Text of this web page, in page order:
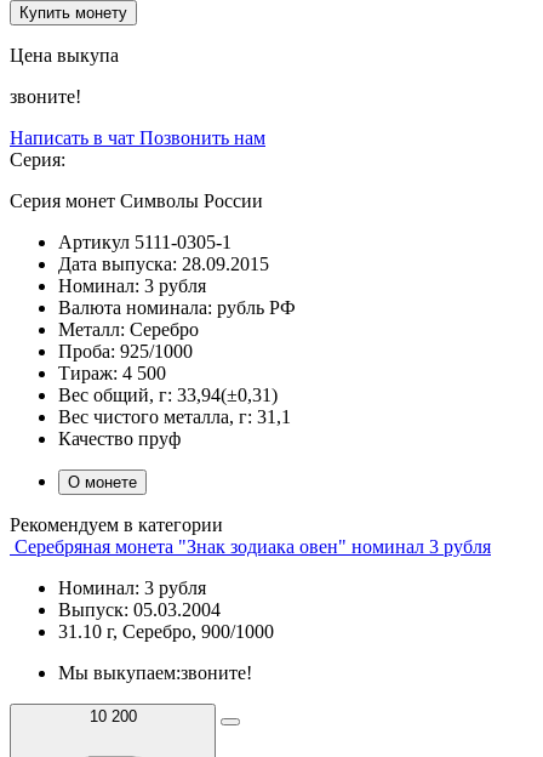
Купить монету
Цена выкупа
звоните!
Написать в чат Позвонить нам
Серия:
Серия монет Символы России
Артикул 5111-0305-1
Дата выпуска: 28.09.2015
Номинал: 3 рубля
Валюта номинала: рубль РФ
Металл: Серебро
Проба: 925/1000
Тираж: 4 500
Вес общий, г: 33,94(±0,31)
Вес чистого металла, г: 31,1
Качество пруф
О монете
Рекомендуем в категории
Серебряная монета "Знак зодиака овен" номинал 3 рубля
Номинал: 3 рубля
Выпуск: 05.03.2004
31.10 г, Серебро, 900/1000
Мы выкупаем:звоните!
10 200